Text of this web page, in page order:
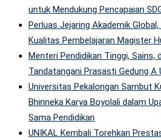
untuk Mendukung Pencapaian
Perluas Jejaring Akademik
Kualitas Pembelajaran Magister
Menteri Pendidikan Tinggi, Sains,
Tandatangani Prasasti Gedung A
Universitas Pekalongan Sambut
Bhinneka Karya Boyolali dalam
Sama Pendidikan
UNIKAL Kembali Torehkan